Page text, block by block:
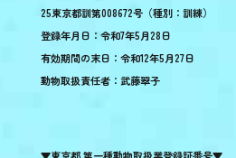
25東京都訓第008672号（種別：訓練）
登録年月日：令和7年5月28日
有効期間の末日：令和12年5月27日
動物取扱責任者：武藤翠子
▼東京都 第一種動物取扱業登録証番号▼